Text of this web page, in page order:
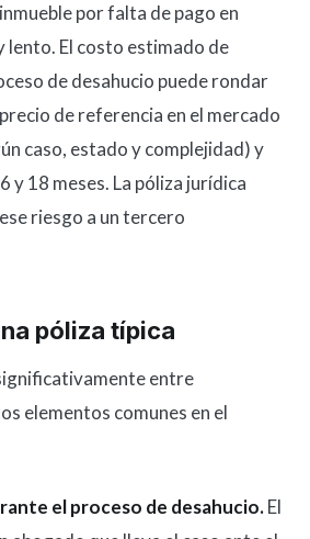
por falta de pago en
lento. El costo estimado de
de desahucio puede rondar
de referencia en el mercado
caso, estado y complejidad) y
y 18 meses. La póliza jurídica
riesgo a un tercero
póliza típica
entre
elementos comunes en el
el proceso de desahucio.El